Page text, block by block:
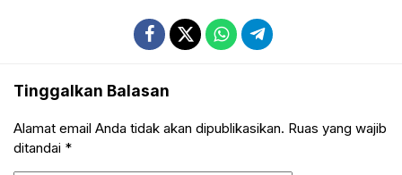
Tinggalkan Balasan
Alamat email Anda tidak akan dipublikasikan. Ruas yang wajib
ditandai *